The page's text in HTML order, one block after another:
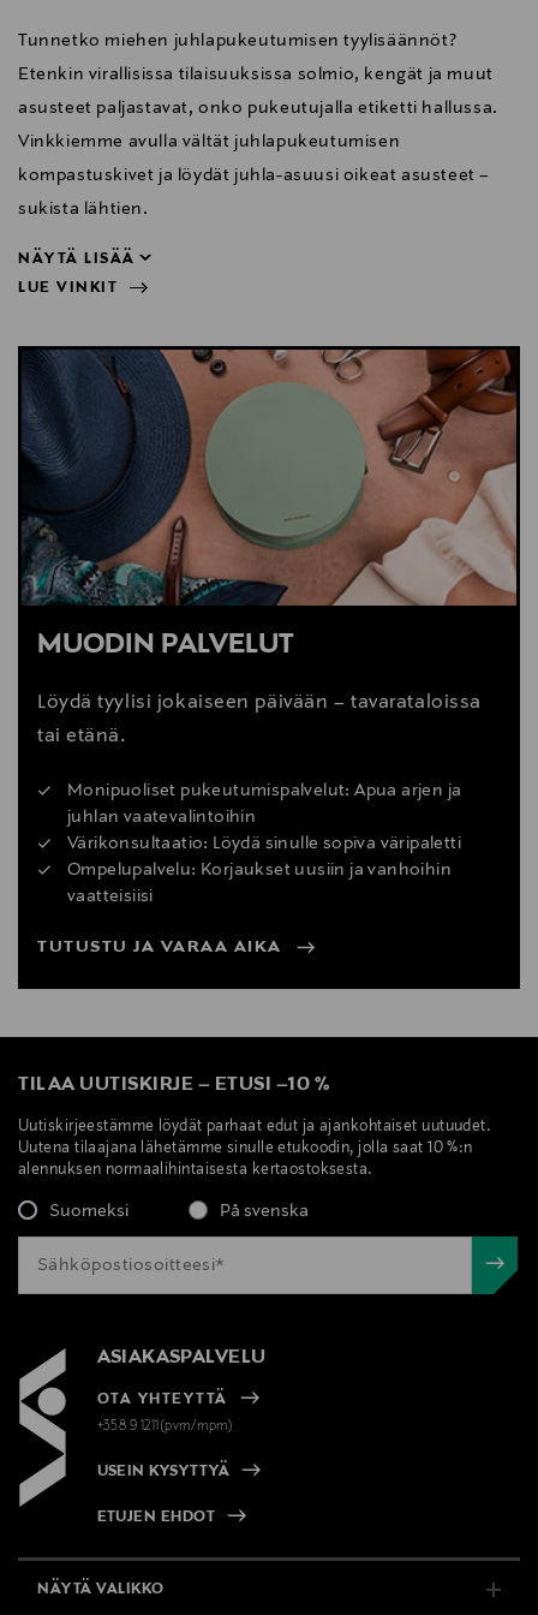
Tunnetko miehen juhlapukeutumisen tyylisäännöt?
Etenkin virallisissa tilaisuuksissa solmio, kengät ja muut
asusteet paljastavat, onko pukeutujalla etiketti hallussa.
Vinkkiemme avulla vältät juhlapukeutumisen
kompastuskivet ja löydät juhla-asuusi oikeat asusteet –
sukista lähtien.
NÄYTÄ LISÄÄ
LUE VINKIT
NÄYTÄ VÄHEMMÄN
LUE VINKIT
MUODIN PALVELUT
Löydä tyylisi jokaiseen päivään – tavarataloissa
tai etänä.
Monipuoliset pukeutumispalvelut: Apua arjen ja
juhlan vaatevalintoihin
Värikonsultaatio: Löydä sinulle sopiva väripaletti
Ompelupalvelu: Korjaukset uusiin ja vanhoihin
vaatteisiisi
TUTUSTU JA VARAA AIKA
TILAA UUTISKIRJE – ETUSI –10 %
Uutiskirjeestämme löydät parhaat edut ja ajankohtaiset uutuudet.
Uutena tilaajana lähetämme sinulle etukoodin, jolla saat 10 %:n
alennuksen normaalihintaisesta kertaostoksesta.
Suomeksi På svenska
ASIAKASPALVELU
OTA YHTEYTTÄ
+358 9 1211(pvm/mpm)
USEIN KYSYTTYÄ
ETUJEN EHDOT
NÄYTÄ VALIKKO